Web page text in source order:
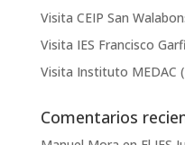
Visita CEIP San
Visita IES Francisco
Visita Instituto MEDAC
Comentarios